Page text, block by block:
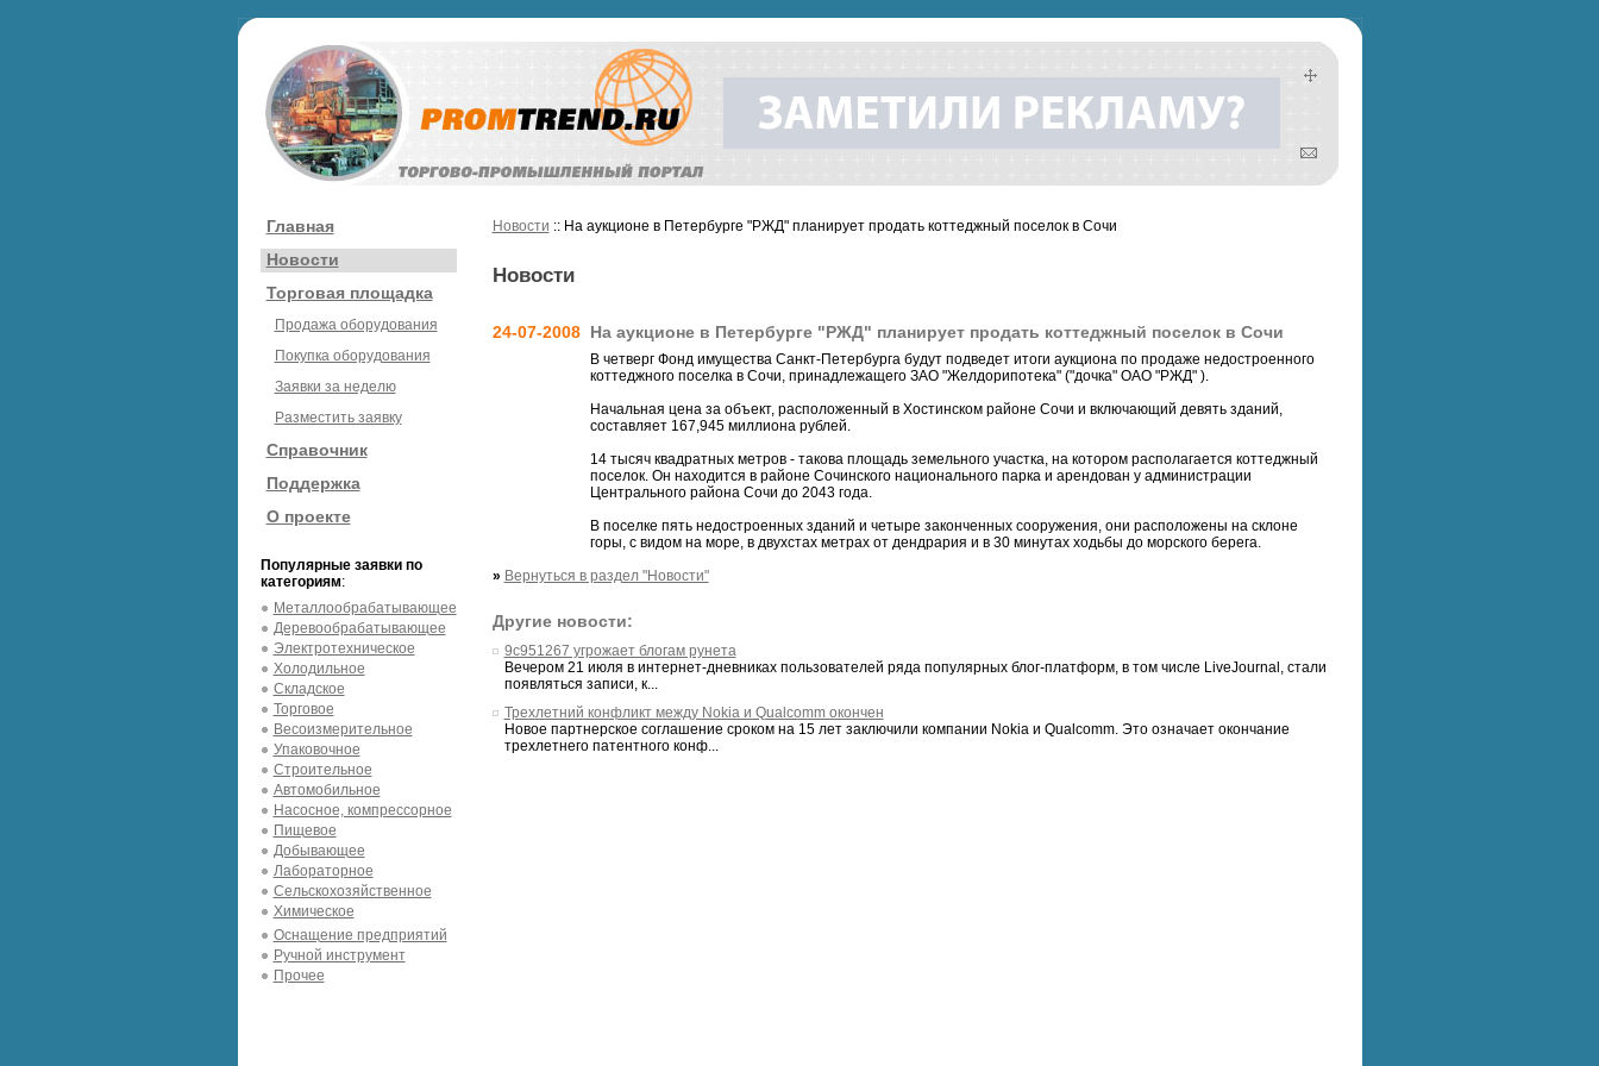
Главная
Новости
Торговая площадка
Продажа оборудования
Покупка оборудования
Заявки за неделю
Разместить заявку
Справочник
Поддержка
О проекте
Популярные заявки по
категориям:
Металлообрабатывающее
Деревообрабатывающее
Электротехническое
Холодильное
Складское
Торговое
Весоизмерительное
Упаковочное
Строительное
Автомобильное
Насосное, компрессорное
Пищевое
Добывающее
Лабораторное
Сельскохозяйственное
Химическое
Оснащение предприятий
Ручной инструмент
Прочее
Новости :: На аукционе в Петербурге "РЖД" планирует продать коттеджный поселок в Сочи
Новости
24-07-2008 На аукционе в Петербурге "РЖД" планирует продать коттеджный поселок в Сочи
В четверг Фонд имущества Санкт-Петербурга будут подведет итоги аукциона по продаже недостроенного
коттеджного поселка в Сочи, принадлежащего ЗАО "Желдорипотека" ("дочка" ОАО "РЖД" ).
Начальная цена за объект, расположенный в Хостинском районе Сочи и включающий девять зданий,
составляет 167,945 миллиона рублей.
14 тысяч квадратных метров - такова площадь земельного участка, на котором располагается коттеджный
поселок. Он находится в районе Сочинского национального парка и арендован у администрации
Центрального района Сочи до 2043 года.
В поселке пять недостроенных зданий и четыре законченных сооружения, они расположены на склоне
горы, с видом на море, в двухстах метрах от дендрария и в 30 минутах ходьбы до морского берега.
» Вернуться в раздел "Новости"
Другие новости:
9c951267 угрожает блогам рунета
Вечером 21 июля в интернет-дневниках пользователей ряда популярных блог-платформ, в том числе LiveJournal, стали
появляться записи, к...
Трехлетний конфликт между Nokia и Qualcomm окончен
Новое партнерское соглашение сроком на 15 лет заключили компании Nokia и Qualcomm. Это означает окончание
трехлетнего патентного конф...